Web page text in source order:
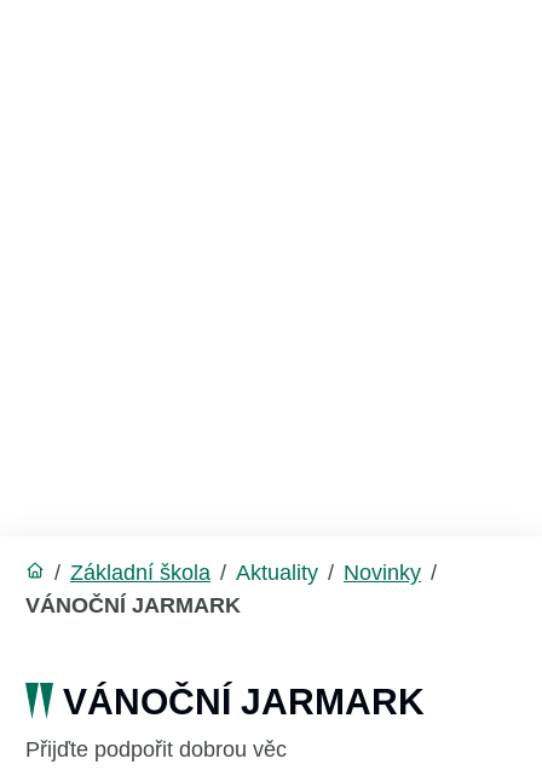
/ Základní škola / Aktuality / Novinky /
VÁNOČNÍ JARMARK
VÁNOČNÍ JARMARK
Přijďte podpořit dobrou věc